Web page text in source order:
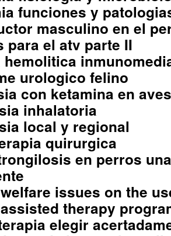
funciones y
masculino en el
para el atv parte II
hemolitica
urologico felino
con ketamina en
inhalatoria
local y regional
quirurgica
en perros
issues on the
therapy
elegir